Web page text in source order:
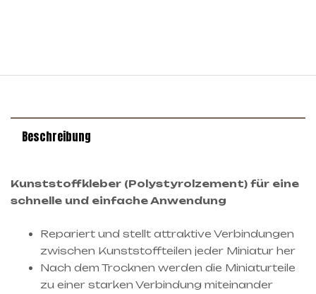
Beschreibung
Kunststoffkleber (Polystyrolzement) für eine
schnelle und einfache Anwendung
Repariert und stellt attraktive Verbindungen
zwischen Kunststoffteilen jeder Miniatur her
Nach dem Trocknen werden die Miniaturteile
zu einer starken Verbindung miteinander